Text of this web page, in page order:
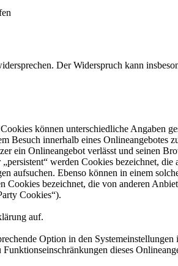
Der Widerspruch kann
können unterschiedliche Angaben
Besuch innerhalb eines Onlineangebotes
ein Onlineangebot verlässt und seinen
werden Cookies bezeichnet, die
aufsuchen. Ebenso können in einem
bezeichnet, die von anderen
Cookies“).
auf.
Option in den
dieses